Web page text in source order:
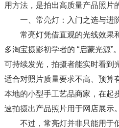
用方法，是拍出高质量产品照片
一、常亮灯：入门之选与进
常亮灯凭借直观的光线效果
多淘宝摄影初学者的 “启蒙光源”
可持续发光，拍摄者能实时看到
适合对照片质量要求不高、预算
本地的小型手工艺品商家，在起
速拍摄出产品照片用于网店展示。​
不过，常亮灯并非只能用于